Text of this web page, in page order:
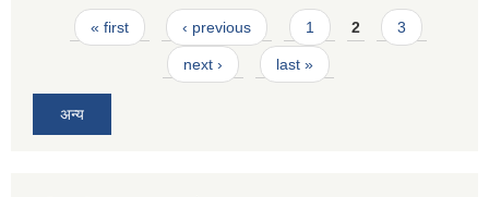
Pages
« first ‹ previous 1 2 3
next › last »
अन्य